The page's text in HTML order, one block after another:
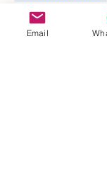
Tipo de ingresso
Acesso geral
Email